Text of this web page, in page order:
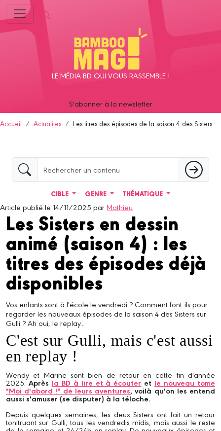
LE MÉDIA BD QUI VOUS RASSEMBLE !
S'abonner à la newsletter
Accueil Actualites Les titres des épisodes de la saison 4 des Sisters
CIBLE GENRE THÉMATIQUE
Article publié le 14/11/2025 parMathieu
Les Sisters en dessin
animé (saison 4) : les
titres des épisodes déjà
disponibles
Vos enfants sont à l'école le vendredi ? Comment font-ils pour
regarder les nouveaux épisodes de la saison 4 des Sisters sur
Gulli ? Ah oui, le replay...
C'est sur Gulli, mais c'est aussi
en replay !
Wendy et Marine sont bien de retour en cette fin d'année
2025.Après la BD à lire et à écouter et le nouveau tome
"Moi d'abord !" de leurs aventures, voilà qu'on les entend
aussi s'amuser (se disputer) à la téloche.
Depuis quelques semaines, les deux Sisters ont fait un retour
tonitruant sur Gulli, tous les vendredis midis, mais aussi le reste
Panneau de gestion des cookies